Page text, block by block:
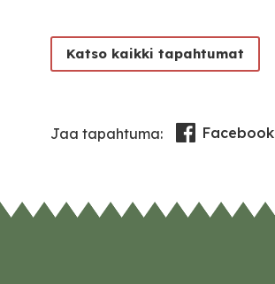
Katso kaikki tapahtumat
Jaa tapahtuma: Facebook